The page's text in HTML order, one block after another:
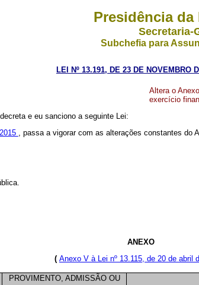
Presidência da
Secretaria-
Subchefia para
LEI Nº 13.191, DE 23 DE NOVEMBRO
Altera o
exercício
e eu sanciono a seguinte Lei:
, passa a vigorar com as alterações constantes do
ANEXO
( Anexo V à Lei nº 13.115, de 20 de abril
PROVIMENTO, ADMISSÃO OU